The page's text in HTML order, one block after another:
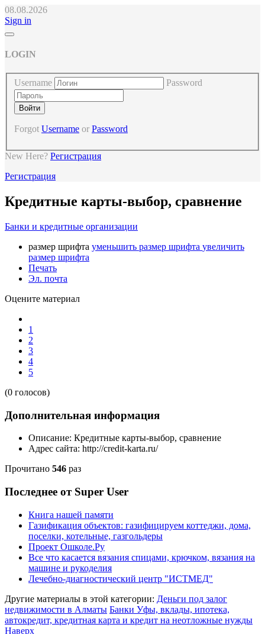
08.08.2026
Sign in
LOGIN
Username Password
Forgot Username or Password
New Here? Регистрация
Регистрация
Кредитные карты-выбор, сравнение
Банки и кредитные организации
размер шрифта уменьшить размер шрифта увеличить
размер шрифта
Печать
Эл. почта
Оцените материал
1
2
3
4
5
(0 голосов)
Дополнительная информация
Описание: Кредитные карты-выбор, сравнение
Адрес сайта: http://credit-karta.ru/
Прочитано 546 раз
Последнее от Super User
Книга нашей памяти
Газификация объектов: газифицируем коттеджи, дома,
поселки, котельные, газгольдеры
Проект Ошколе.Ру
Все что касается вязания спицами, крючком, вязания на
машине и рукоделия
Лечебно-диагностический центр "ИСТМЕД"
Другие материалы в этой категории: Деньги под залог
недвижимости в Алматы Банки Уфы, вклады, ипотека,
автокредит, кредитная карта и кредит на неотложные нужды
Наверх